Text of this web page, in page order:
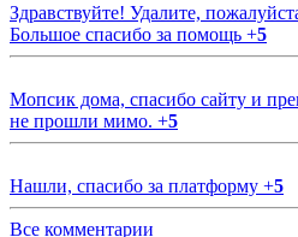
Здравствуйте! Удалите,
Большое спасибо за помощь +5
Мопсик дома, спасибо сайту и
не прошли мимо. +5
Нашли, спасибо за платформу +5
Все комментарии